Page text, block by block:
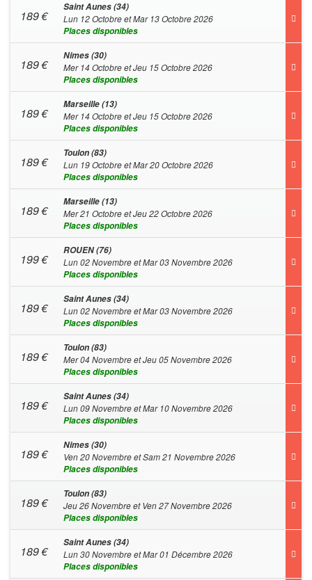
189€
Saint Aunes (34)
Lun 12 Octobre et Mar 13 Octobre 2026
Places disponibles
189€
Nimes (30)
Mer 14 Octobre et Jeu 15 Octobre 2026
Places disponibles
189€
Marseille (13)
Mer 14 Octobre et Jeu 15 Octobre 2026
Places disponibles
189€
Toulon (83)
Lun 19 Octobre et Mar 20 Octobre 2026
Places disponibles
189€
Marseille (13)
Mer 21 Octobre et Jeu 22 Octobre 2026
Places disponibles
199€
ROUEN (76)
Lun 02 Novembre et Mar 03 Novembre 2026
Places disponibles
189€
Saint Aunes (34)
Lun 02 Novembre et Mar 03 Novembre 2026
Places disponibles
189€
Toulon (83)
Mer 04 Novembre et Jeu 05 Novembre 2026
Places disponibles
189€
Saint Aunes (34)
Lun 09 Novembre et Mar 10 Novembre 2026
Places disponibles
189€
Nimes (30)
Ven 20 Novembre et Sam 21 Novembre 2026
Places disponibles
189€
Toulon (83)
Jeu 26 Novembre et Ven 27 Novembre 2026
Places disponibles
189€
Saint Aunes (34)
Lun 30 Novembre et Mar 01 Décembre 2026
Places disponibles